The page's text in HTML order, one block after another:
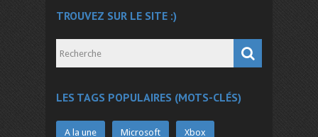
TROUVEZ SUR LE SITE :)
LES TAGS POPULAIRES (MOTS-CLÉS)
A la une Microsoft Xbox